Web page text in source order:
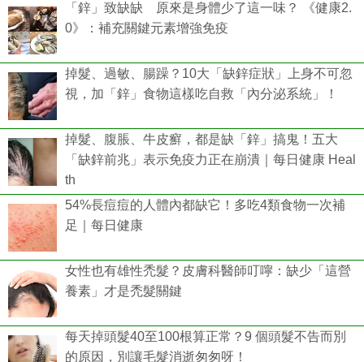
「鋅」致缺缺 原來是身體少了這一味？ 《健康2.
0》：補充關鍵元素增強免疫
掉髮、過敏、腸躁？10大「缺鋅症狀」上身不可忽
視，加「鋅」食物這樣吃自救「內分泌系統」！
掉髮、腹脹、牛皮癬，都是缺「鋅」搞鬼！五大
「缺鋅前兆」表示免疫力正在崩潰｜每日健康 Heal
th
54%長痘痘的人體內都缺它！多吃4類食物一次補
足｜每日健康
女性也有雄性禿髮？皮膚科醫師叮嚀：缺少「這營
養素」才是禿髮關鍵
每天掉頭髮40至100根算正常？9 個頭髮不告而別
的原因，別讓毛髮消逝匆匆呀！